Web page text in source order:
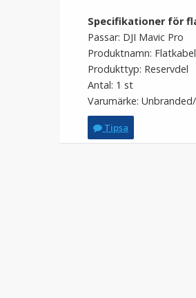
Specifikationer för
Passar: DJI Mavic Pro
Produktnamn: Flatkabel
Produkttyp: Reservdel
Antal: 1 st
Varumärke:
Tipsa